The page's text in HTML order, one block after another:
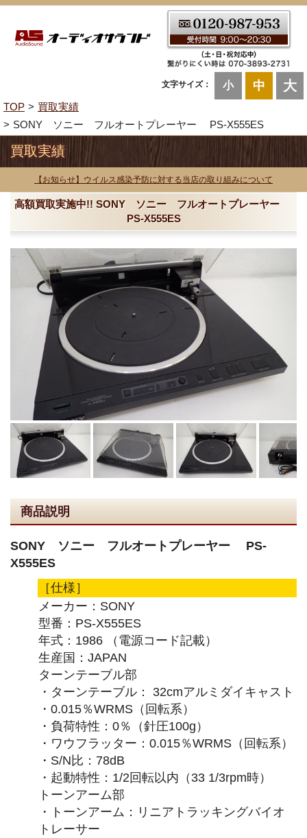
文字サイズ： 小 中 大
TOP
買取実績
SONY ソニー フルオートプレーヤー PS-X555ES
買取実績
【お知らせ】ウイルス感染予防に対する当店の取り組みについて
高額買取実施中!! SONY ソニー フルオートプレーヤー
PS-X555ES
商品説明
SONY ソニー フルオートプレーヤー PS-
X555ES
［仕様］
メーカー：SONY
型番：PS-X555ES
年式：1986 （電源コード記載）
生産国：JAPAN
ターンテーブル部
・ターンテーブル： 32cmアルミダイキャスト
・0.015％WRMS（回転系）
・負荷特性：0％（針圧100g）
・ワウフラッター：0.015％WRMS（回転系）
・S/N比：78dB
・起動特性：1/2回転以内（33 1/3rpm時）
トーンアーム部
・トーンアーム：リニアトラッキングバイオ
トレーサー